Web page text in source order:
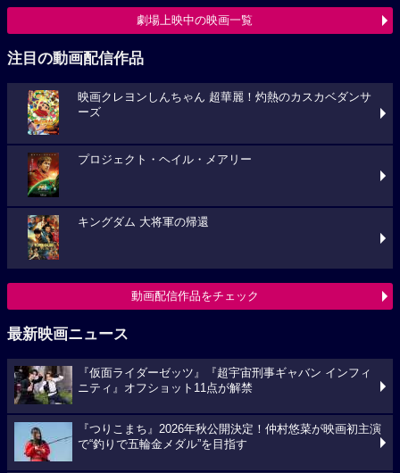
劇場上映中の映画一覧
注目の動画配信作品
映画クレヨンしんちゃん 超華麗！灼熱のカスカベダンサ
ーズ
プロジェクト・ヘイル・メアリー
キングダム 大将軍の帰還
動画配信作品をチェック
最新映画ニュース
『仮面ライダーゼッツ』『超宇宙刑事ギャバン インフィ
ニティ』オフショット11点が解禁
『つりこまち』2026年秋公開決定！仲村悠菜が映画初主演
で“釣りで五輪金メダル”を目指す